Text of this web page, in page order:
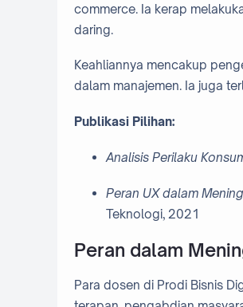
commerce. Ia kerap
daring.
Keahliannya mencakup
dalam manajemen. Ia juga
Publikasi Pilihan:
Analisis Perilaku
Peran UX dalam
Teknologi, 2021
Peran dalam
Para dosen di Prodi Bisnis